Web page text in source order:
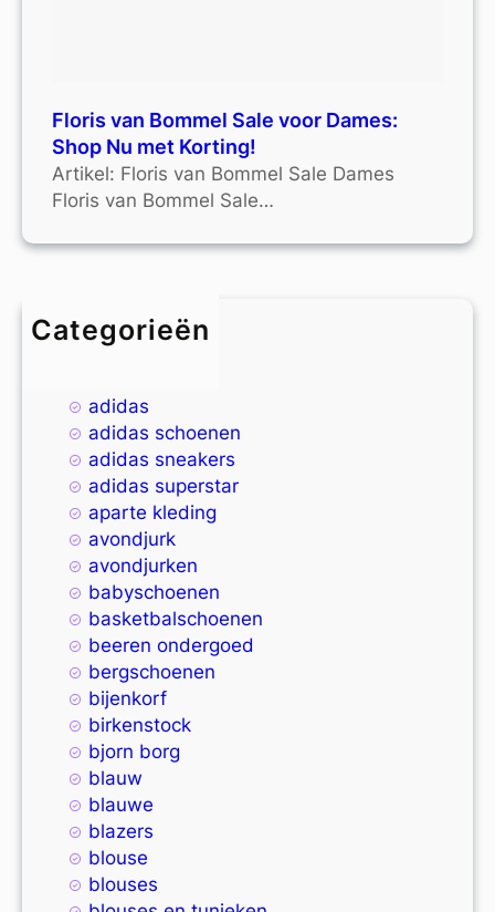
Floris van Bommel Sale voor Dames:
Shop Nu met Korting!
Artikel: Floris van Bommel Sale Dames
Floris van Bommel Sale…
Categorieën
4xl
adidas
adidas schoenen
adidas sneakers
adidas superstar
aparte kleding
avondjurk
avondjurken
babyschoenen
basketbalschoenen
beeren ondergoed
bergschoenen
bijenkorf
birkenstock
bjorn borg
blauw
blauwe
blazers
blouse
blouses